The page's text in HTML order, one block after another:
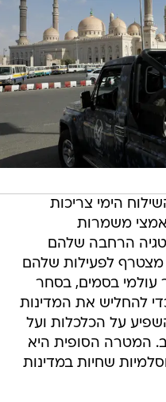
הימי צריכות
משמרות
הרחבה שלהם
מצטרף לפעילות שלהם
עולמי בסמים, בסחר
להחליש את המדינות
על הכלכלות ועל
המטרה הסופית היא
שחיות במדינות